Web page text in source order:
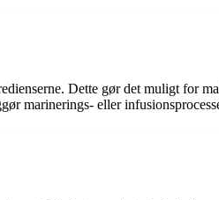
Dette gør det muligt for
marinerings- eller